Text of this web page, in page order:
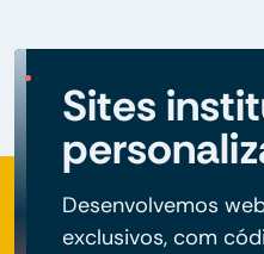
Sites
Desenvolvemos
exclusivos, com